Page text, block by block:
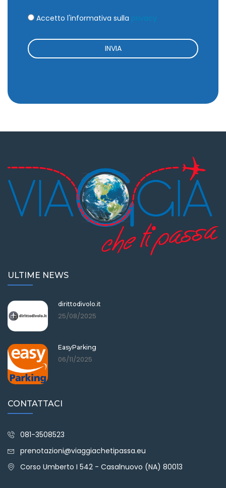
Accetto l'informativa sulla privacy
INVIA
ULTIME NEWS
dirittodivolo.it
25/08/2025
EasyParking
06/11/2025
CONTATTACI
081-3508523
prenotazioni@viaggiachetipassa.eu
Corso Umberto I 542 - Casalnuovo (NA) 80013